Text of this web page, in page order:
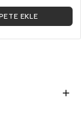
EKLE